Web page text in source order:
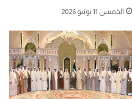
الخميس 11 يونيو 2026